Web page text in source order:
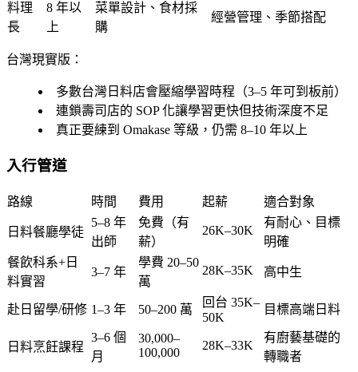
料理
長
8 年以
上
菜單設計、食材採
購
經營管理、季節搭配
台灣現實版：
多數台灣日料店會壓縮學習時程（3–5 年可到板前）
連鎖壽司店的 SOP 化讓學習更快但技術深度不足
真正要練到 Omakase 等級，仍需 8–10 年以上
入行管道
路線 時間 費用 起薪 適合對象
日料餐廳學徒
5–8 年
出師
免費（有
薪）
26K–30K
有耐心、目標
明確
餐飲科系+日
料實習
3–7 年
學費 20–50
萬
28K–35K 高中生
赴日留學/研修 1–3 年 50–200 萬
回台 35K–
50K
目標高端日料
日料烹飪課程
3–6 個
月
30,000–
100,000
28K–33K
有廚藝基礎的
轉職者